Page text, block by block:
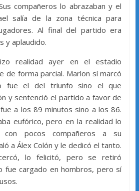
compañeros lo abrazaban y el
salía de la zona técnica para
Al final del partido era
y aplaudido.
realidad ayer en el estadio
de forma parcial. Marlon sí marcó
fue el del triunfo sino el que
y sentenció el partido a favor de
a los 89 minutos sino a los 86.
eufórico, pero en la realidad lo
con pocos compañeros a su
a Álex Colón y le dedicó el tanto.
lo felicitó, pero se retiró
fue cargado en hombros, pero sí